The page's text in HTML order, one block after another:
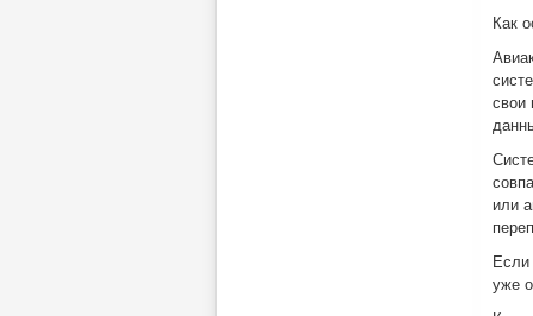
Как
свои
или
Если
уже